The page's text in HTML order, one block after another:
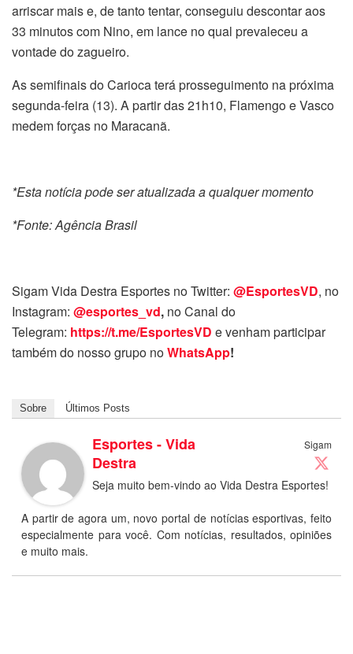
arriscar mais e, de tanto tentar, conseguiu descontar aos
33 minutos com Nino, em lance no qual prevaleceu a
vontade do zagueiro.
As semifinais do Carioca terá prosseguimento na próxima
segunda-feira (13). A partir das 21h10, Flamengo e Vasco
medem forças no Maracanã.
*Esta notícia pode ser atualizada a qualquer momento
*Fonte: Agência Brasil
Sigam Vida Destra Esportes no Twitter: @EsportesVD, no
Instagram: @esportes_vd, no Canal do
Telegram: https://t.me/EsportesVD e venham participar
também do nosso grupo noWhatsApp!
Sobre Últimos Posts
Sigam
Esportes - Vida
Destra
Seja muito bem-vindo ao Vida Destra Esportes!
A partir de agora um, novo portal de notícias esportivas, feito
especialmente para você. Com notícias, resultados, opiniões
e muito mais.